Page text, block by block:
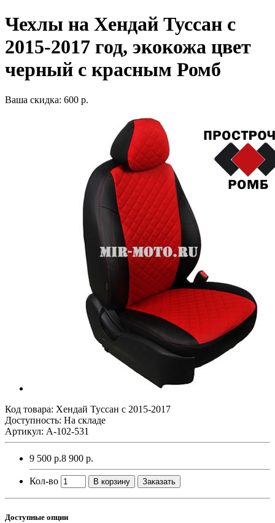
Чехлы на Хендай Туссан с
2015-2017 год, экокожа цвет
черный с красным Ромб
Ваша скидка: 600 р.
Код товара: Хендай Туссан с 2015-2017
Доступность: На складе
Артикул: A-102-531
9 500 р.8 900 р.
Кол-во В корзину Заказать
Доступные опции